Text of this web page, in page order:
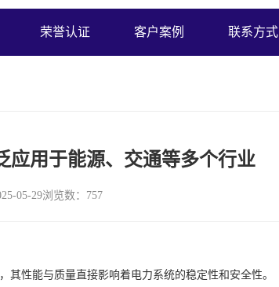
荣誉认证 客户案例 联系方式
应用于能源、交通等多个行业
05-29浏览数：757
性能与质量直接影响着电力系统的稳定性和安全性。